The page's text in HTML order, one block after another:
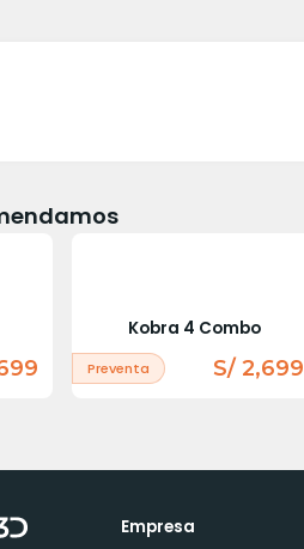
Kobra 4 Combo
Preventa S/ 2,699
Empresa